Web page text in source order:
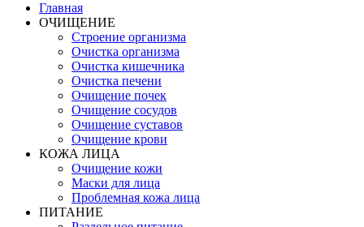
Главная
ОЧИЩЕНИЕ
Строение организма
Очистка организма
Очистка кишечника
Очистка печени
Очищение почек
Очищение сосудов
Очищение суставов
Очищение крови
КОЖА ЛИЦА
Очищение кожи
Маски для лица
Проблемная кожа лица
ПИТАНИЕ